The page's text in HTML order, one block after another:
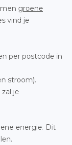
groene
vind je
per postcode in
stroom).
je
energie. Dit